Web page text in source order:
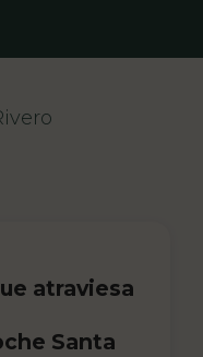
atraviesa
Santa